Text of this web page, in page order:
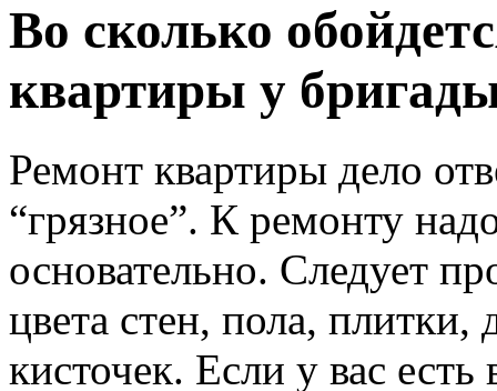
Во сколько
квартиры у
Ремонт квартиры дело
“грязное”. К ремонту
основательно. Следует
цвета стен, пола,
кисточек. Если у вас